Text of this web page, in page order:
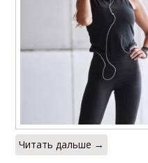
Читать дальше →